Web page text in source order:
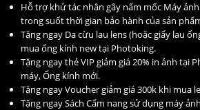
Hỗ trợ khử tác nhân gây nấm mốc Máy
trong suốt thời gian bảo hành của sản
Tặng ngay Da cừu lau lens (hoặc giấy lau
mua ống kính new tại Photoking.
Tặng ngay thẻ VIP giảm giá 20% in ảnh tại
máy, Ống kính mới.
Tặng ngay Voucher giảm giá 300k khi mua
Tặng ngay Sách Cẩm nang sử dụng máy